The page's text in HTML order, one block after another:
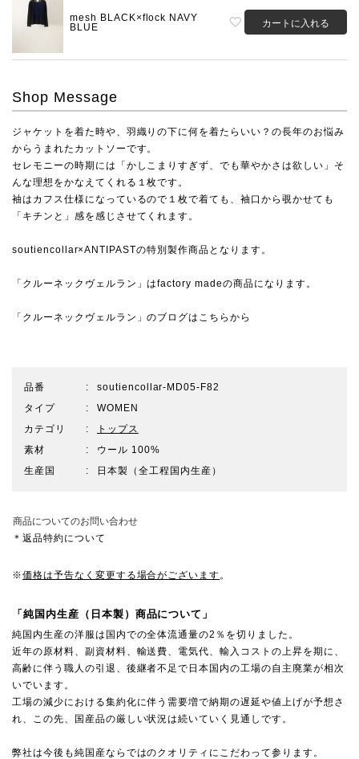
mesh BLACK×flock NAVY
BLUE
カートに入れる
Shop Message
ジャケットを着た時や、羽織りの下に何を着たらいい？の長年のお悩み
からうまれたカットソーです。
セレモニーの時期には「かしこまりすぎず、でも華やかさは欲しい」そ
んな理想をかなえてくれる１枚です。
袖はカフス仕様になっているので１枚で着ても、袖口から覗かせても
「キチンと」感を感じさせてくれます。
soutiencollar×ANTIPASTの特別製作商品となります。
「クルーネックヴェルラン」はfactory madeの商品になります。
「クルーネックヴェルラン」のブログは こちらから
品番
soutiencollar-MD05-F82
タイプ
WOMEN
カテゴリ
トップス
素材
ウール 100%
生産国
日本製（全工程国内生産）
商品についてのお問い合わせ
＊返品特約について
※価格は予告なく変更する場合がございます。
「純国内生産（日本製）商品について」
純国内生産の洋服は国内での全体流通量の2％を切りました。
近年の原材料、副資材料、輸送費、電気代、輸入コストの上昇を期に、
高齢に伴う職人の引退、後継者不足で日本国内の工場の自主廃業が相次
いでいます。
工場の減少における集約化に伴う需要増で納期の遅延や値上げが予想さ
れ、この先、国産品の厳しい状況は続いていく見通しです。
弊社は今後も純国産ならではのクオリティにこだわって参ります。